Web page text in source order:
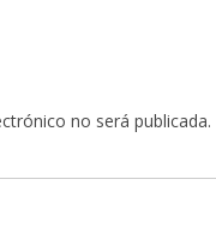
no será publicada.